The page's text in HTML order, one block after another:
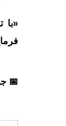
«با
📅